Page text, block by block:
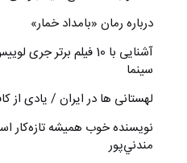
درباره رمان «بامداد خمار»
آشنایی با 10 فیلم
سینما
لهستانی ها در ایران / یادی از
نويسنده خوب هميشه
مندني‌پور